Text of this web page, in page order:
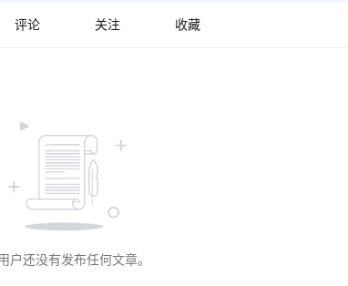
评论 关注 收藏
户还没有发布任何文章。